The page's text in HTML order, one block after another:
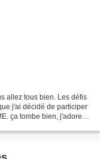
allez tous bien. Les défis
j'ai décidé de participer
ça tombe bien, j'adore